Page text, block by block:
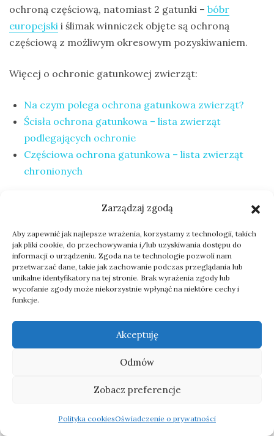
Zarządzaj zgodą
Aby zapewnić jak najlepsze wrażenia, korzystamy z technologii, takich
jak pliki cookie, do przechowywania i/lub uzyskiwania dostępu do
informacji o urządzeniu. Zgoda na te technologie pozwoli nam
przetwarzać dane, takie jak zachowanie podczas przeglądania lub
unikalne identyfikatory na tej stronie. Brak wyrażenia zgody lub
wycofanie zgody może niekorzystnie wpłynąć na niektóre cechy i
funkcje.
Akceptuję
Odmów
Zobacz preferencje
Polityka cookiesOświadczenie o prywatności
ochroną częściową, natomiast 2 gatunki – bóbr
europejski i ślimak winniczek objęte są ochroną
częściową z możliwym okresowym pozyskiwaniem.
Więcej o ochronie gatunkowej zwierząt:
Na czym polega ochrona gatunkowa zwierząt?
Ścisła ochrona gatunkowa – lista zwierząt
podlegających ochronie
Częściowa ochrona gatunkowa – lista zwierząt
chronionych
Formy ochrony przyrody – przydatne linki
Geoserwis Generalnej Dyrekcji Ochrony Przyrody
– bardzo przydatna mapa prezentująca lokalizacje
wszystkich powyższych form ochrony przyrody
Obszary Natura 2000wraz z wyszukiwarką
terenów występowania rzadkich gatunków
Polska czerwona księga zwierząt – co to takiego?
OSTATNIE WPISY